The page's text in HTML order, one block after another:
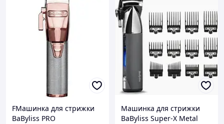
FМашинка для стрижки
BaByliss PRO
Машинка для стрижки
BaByliss Super-X Metal